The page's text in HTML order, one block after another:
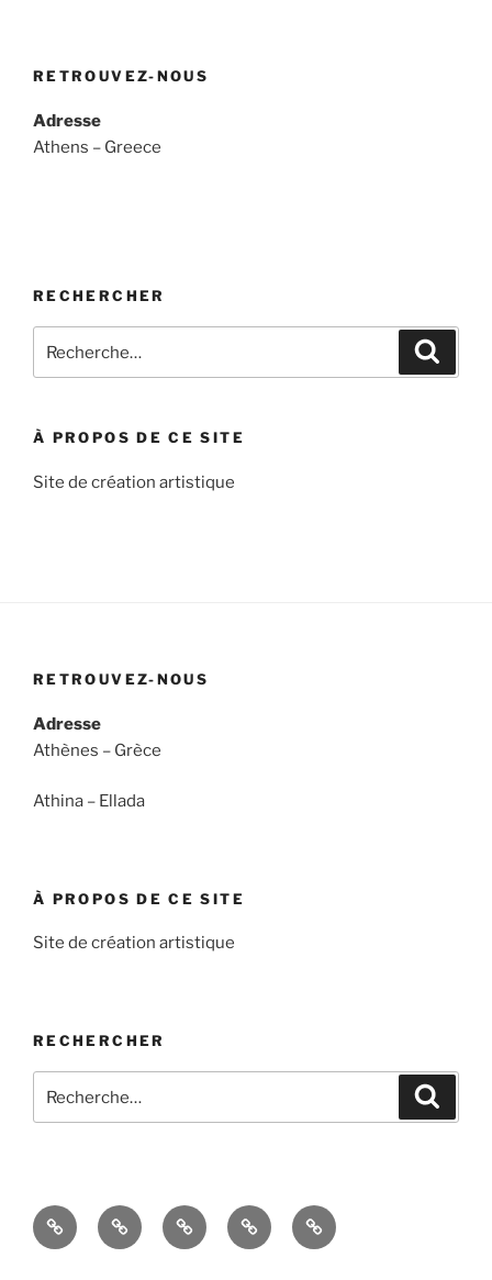
RETROUVEZ-NOUS
Adresse
Athens – Greece
RECHERCHER
pour
À PROPOS DE CE SITE
Site de création artistique
RETROUVEZ-NOUS
Adresse
Athènes – Grèce
Athina – Ellada
À PROPOS DE CE SITE
Site de création artistique
RECHERCHER
pour
Accueil À
propos
Blog Contact Politique
de